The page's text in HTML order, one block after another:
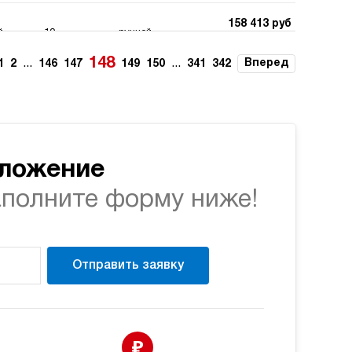
158 413 руб
10 ручной
160 560 руб
ручной
2 ... 146 147 148 149 150 ... 341 342 Вперед
форму ниже!
Отправить заявку